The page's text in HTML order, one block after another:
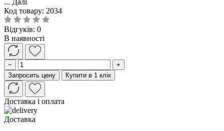
Код товару: 2034
Відгуків: 0
В наявності
−
+
Запросить цену
Купити в 1 клік
Доставка і оплата
Доставка